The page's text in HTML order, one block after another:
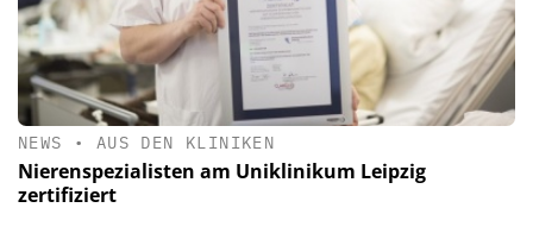
NEWS • AUS DEN KLINIKEN
Nierenspezialisten am Uniklinikum Leipzig
zertifiziert